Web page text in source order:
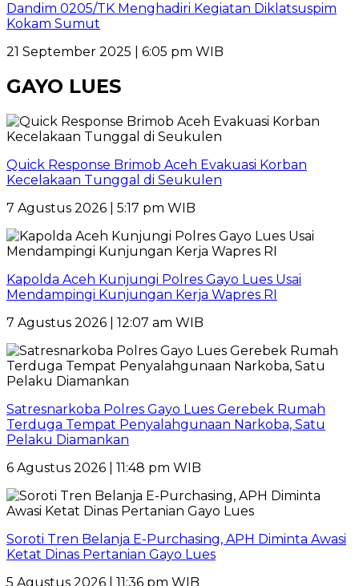
Dandim 0205/TK Menghadiri Kegiatan Diklatsuspim
Kokam Sumut
21 September 2025 | 6:05 pm WIB
GAYO LUES
Quick Response Brimob Aceh Evakuasi Korban
Kecelakaan Tunggal di Seukulen
7 Agustus 2026 | 5:17 pm WIB
Kapolda Aceh Kunjungi Polres Gayo Lues Usai
Mendampingi Kunjungan Kerja Wapres RI
7 Agustus 2026 | 12:07 am WIB
Satresnarkoba Polres Gayo Lues Gerebek Rumah
Terduga Tempat Penyalahgunaan Narkoba, Satu
Pelaku Diamankan
6 Agustus 2026 | 11:48 pm WIB
Soroti Tren Belanja E-Purchasing, APH Diminta Awasi
Ketat Dinas Pertanian Gayo Lues
5 Agustus 2026 | 11:36 pm WIB